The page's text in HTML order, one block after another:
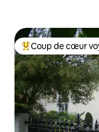
Coups de cœur
Coup de cœur